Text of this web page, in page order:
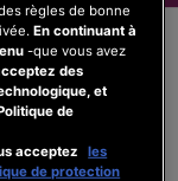
règles de bonne
En continuant à
-que vous avez
des
et
de
acceptez
les
de protection